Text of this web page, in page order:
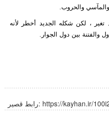
والحروب.
تغير ، لكن شكله الجديد أخطر لأنه
والفتنة بين دول الجوار.
رابط قصير: https://kayhan.ir/